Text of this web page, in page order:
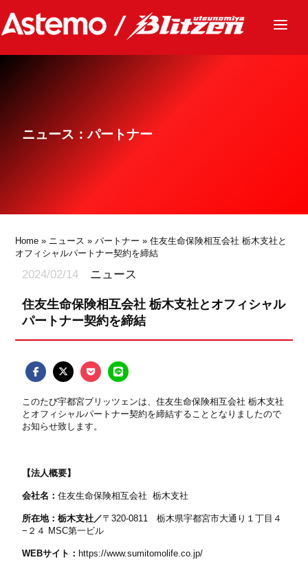
ニュース
グッズ
ニュース：パートナー
Home » ニュース »パートナー » 住友生命保険相互会社 栃木支社と
オフィシャルパートナー契約を締結
2024/02/14 ニュース
住友生命保険相互会社 栃木支社とオフィシャル
パートナー契約を締結
このたび宇都宮ブリッツェンは、住友生命保険相互会社 栃木支社
とオフィシャルパートナー契約を締結することとなりましたので
お知らせ致します。
【法人概要】
会社名：住友生命保険相互会社 栃木支社
所在地：栃木支社／〒320-0811
栃木県宇都宮市大通り１丁目４
− ２４ MSC第一ビル
WEBサイト： https://www.sumitomolife.co.jp/